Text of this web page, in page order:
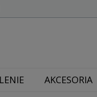
AKCESORIA